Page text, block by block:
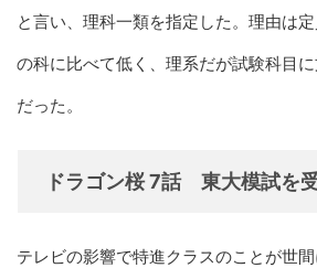
と言い、理科一類を指定した。理由は
の科に比べて低く、理系だが試験科目
だった。
ドラゴン桜 7話 東大模試を
テレビの影響で特進クラスのことが世